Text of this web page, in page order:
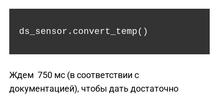
ds_sensor.convert_temp()
Ждем 750 мс (в соответствии с
документацией), чтобы дать достаточно